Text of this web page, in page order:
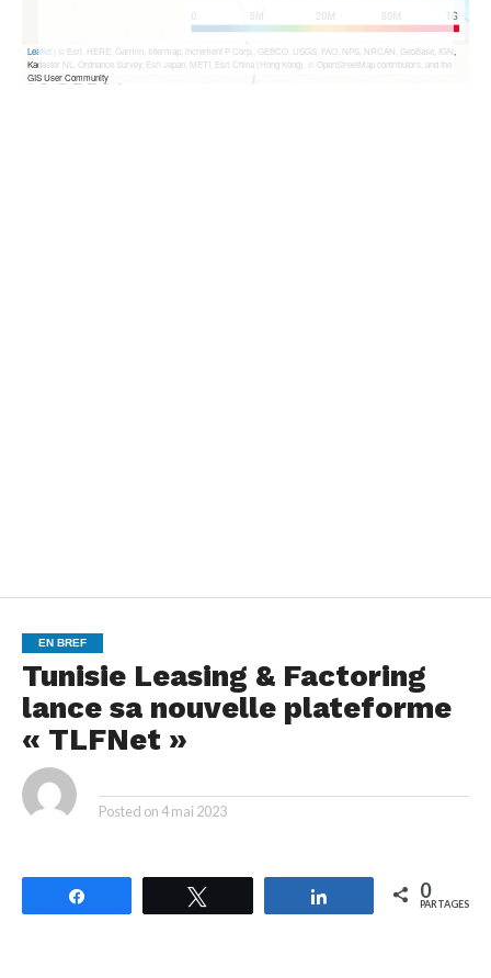
EN BREF
Tunisie Leasing & Factoring
lance sa nouvelle plateforme
« TLFNet »
Posted on4 mai 2023
Partagez 0
PARTAGES